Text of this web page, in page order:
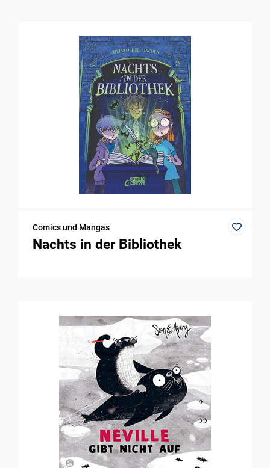
Comics und Mangas
Nachts in der Bibliothek